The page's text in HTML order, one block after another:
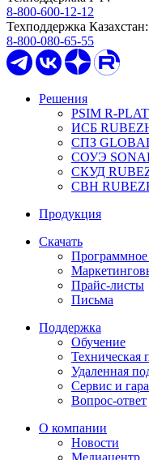
8-800-600-12-12
Техподдержка Казахстан:
8-800-080-65-55
Решения
PSIM R-
ИСБ
СПЗ
СОУЭ
СКУД
СВН
Продукция
Скачать
Программное
Прайс-листы
Письма
Поддержка
Обучение
Техническая
Удаленная
Сервис и
Вопрос-ответ
О компании
Новости
Медиацентр